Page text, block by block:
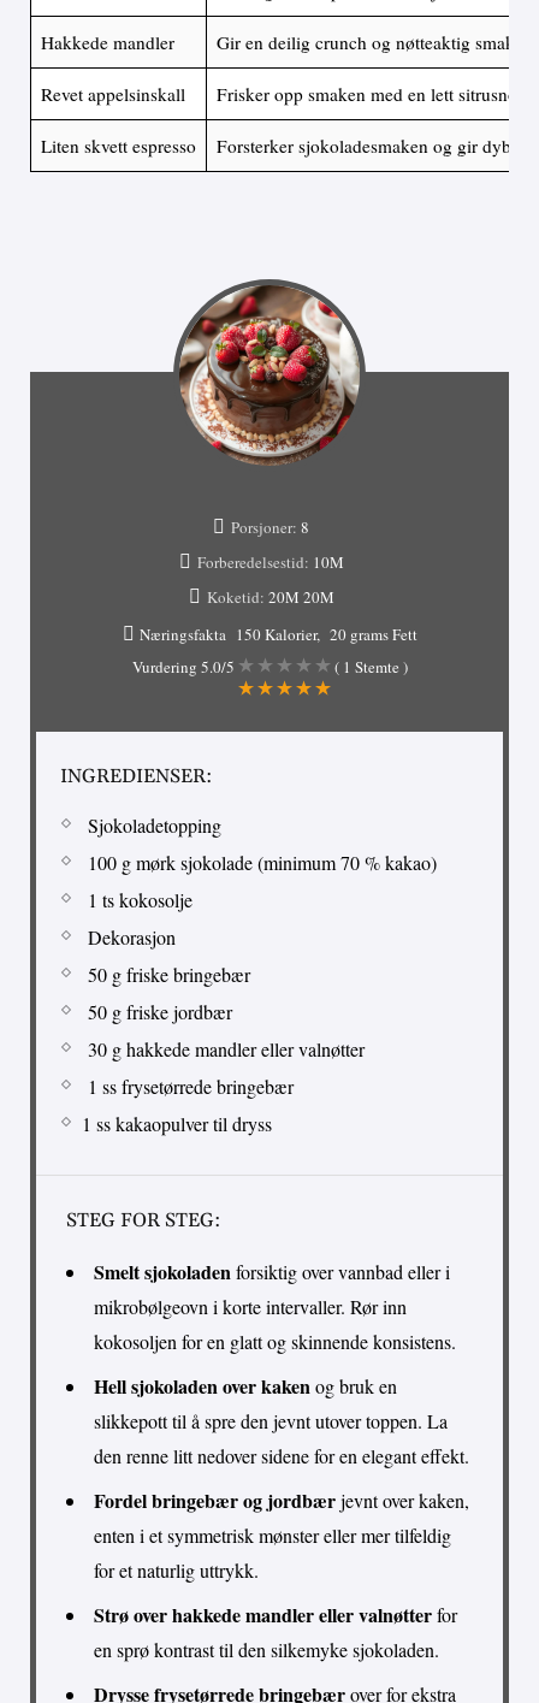
Hakkede mandler Gir en deilig crunch og nøtteaktig smak
Revet appelsinskall Frisker opp smaken med en lett sitrusnote
Liten skvett espresso Forsterker sjokoladesmaken og gir dybde
Porsjoner: 8
Forberedelsestid: 10M
Koketid: 20M 20M
Næringsfakta 150 Kalorier
20 grams Fett
Vurdering 5.0/5 ( 1 Stemte )
INGREDIENSER:
Sjokoladetopping
100 g mørk sjokolade (minimum 70 % kakao)
1 ts kokosolje
Dekorasjon
50 g friske bringebær
50 g friske jordbær
30 g hakkede mandler eller valnøtter
1 ss frysetørrede bringebær
1 ss kakaopulver til dryss
STEG FOR STEG:
Smelt sjokoladenforsiktig over vannbad eller i
mikrobølgeovn i korte intervaller. Rør inn
kokosoljen for en glatt og skinnende konsistens.
Hell sjokoladen over kakenog bruk en
slikkepott til å spre den jevnt utover toppen. La
den renne litt nedover sidene for en elegant effekt.
Fordel bringebær og jordbærjevnt over kaken,
enten i et symmetrisk mønster eller mer tilfeldig
for et naturlig uttrykk.
Strø over hakkede mandler eller valnøtterfor
en sprø kontrast til den silkemyke sjokoladen.
Drysse frysetørrede bringebærover for ekstra